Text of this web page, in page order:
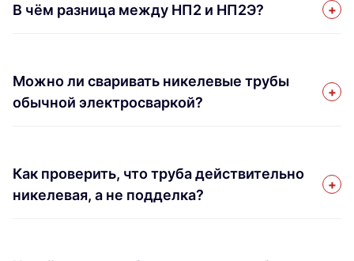
В чём разница между НП2 и НП2Э?
Можно ли сваривать никелевые трубы
обычной электросваркой?
Как проверить, что труба действительно
никелевая, а не подделка?